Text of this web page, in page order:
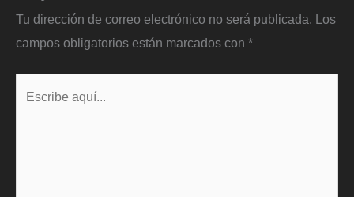
Tu dirección de correo electrónico no será publicada. Los
campos obligatorios están marcados con *